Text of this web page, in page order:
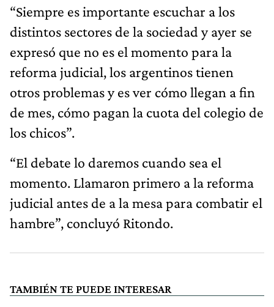
“Siempre es importante escuchar a los
distintos sectores de la sociedad y ayer se
expresó que no es el momento para la
reforma judicial, los argentinos tienen
otros problemas y es ver cómo llegan a fin
de mes, cómo pagan la cuota del colegio de
los chicos”.
“El debate lo daremos cuando sea el
momento. Llamaron primero a la reforma
judicial antes de a la mesa para combatir el
hambre”, concluyó Ritondo.
TAMBIÉN TE PUEDE INTERESAR